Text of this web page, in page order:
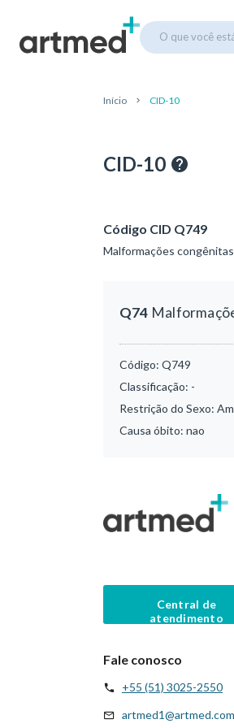
O que você
Início CID-10
CID-10
Código CID Q749
Malformações
Q74
Código: Q749
Classificação: -
Restrição do Sexo:
Causa óbito: nao
Central de
atendimento
Fale conosco
+55 (51) 3025-2550
artmed1@artmed.com